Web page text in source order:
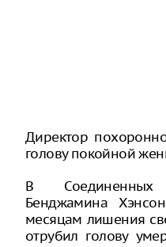
Директор
голову покойной
В Соединенных
Бенджамина
месяцам лишения
отрубил голову